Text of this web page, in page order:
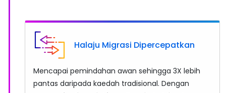
Halaju Migrasi Dipercepatkan
Mencapai pemindahan awan sehingga 3X lebih
pantas daripada kaedah tradisional. Dengan